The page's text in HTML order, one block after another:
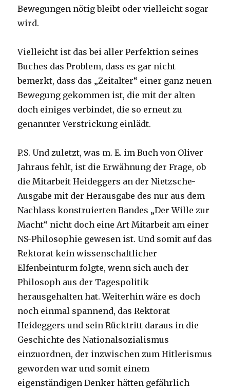
Bewegungen nötig bleibt oder vielleicht sogar
wird.
Vielleicht ist das bei aller Perfektion seines
Buches das Problem, dass es gar nicht
bemerkt, dass das „Zeitalter“ einer ganz neuen
Bewegung gekommen ist, die mit der alten
doch einiges verbindet, die so erneut zu
genannter Verstrickung einlädt.
P.S. Und zuletzt, was m. E. im Buch von Oliver
Jahraus fehlt, ist die Erwähnung der Frage, ob
die Mitarbeit Heideggers an der Nietzsche-
Ausgabe mit der Herausgabe des nur aus dem
Nachlass konstruierten Bandes „Der Wille zur
Macht“ nicht doch eine Art Mitarbeit am einer
NS-Philosophie gewesen ist. Und somit auf das
Rektorat kein wissenschaftlicher
Elfenbeinturm folgte, wenn sich auch der
Philosoph aus der Tagespolitik
herausgehalten hat. Weiterhin wäre es doch
noch einmal spannend, das Rektorat
Heideggers und sein Rücktritt daraus in die
Geschichte des Nationalsozialismus
einzuordnen, der inzwischen zum Hitlerismus
geworden war und somit einem
eigenständigen Denker hätten gefährlich